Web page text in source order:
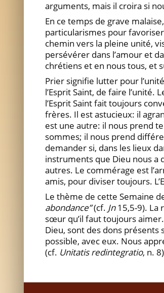
arguments, mais il croira si
En ce temps de grave
particularismes pour
chemin vers la pleine unité,
persévérer dans l’amour et
chrétiens et en nous tous, et
Prier signifie lutter pour
l’Esprit Saint, de faire
l’Esprit Saint fait toujours
frères. Il est astucieux: il
est une autre: il nous prend
sommes; il nous prend
demander si, dans les lieux
instruments que Dieu nous a
autres. Le commérage est
amis, pour diviser toujours.
Le thème de cette Semaine
abondance”(cf. Jn15,5-9). La
sœur qu’il faut toujours
Dieu, sont des dons
possible, avec eux. Nous
(cf. Unitatis redintegratio, n.